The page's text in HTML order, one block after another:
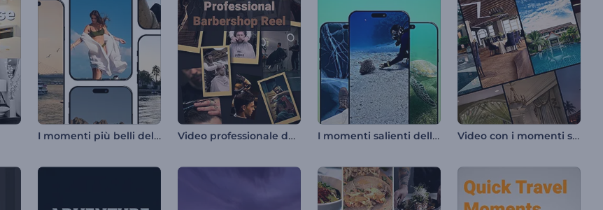
I momenti più belli del viaggio di sempre Video professionale da barbiere I momenti salienti della vita Video con i momenti salienti di un hotel di lusso